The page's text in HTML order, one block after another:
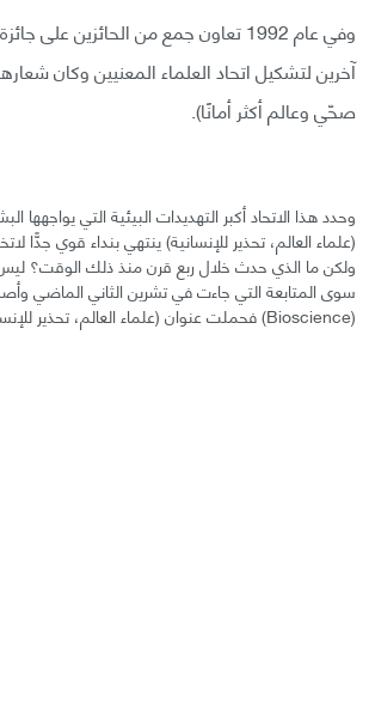
وفي عام 1992 تعاون جمع من الحائزين على
آخرين لتشكيل اتحاد العلماء المعنيين وكان
صحّي وعالم أكثر أمانًا).
وحدد هذا الاتحاد أكبر التهديدات البيئية التي يواجهها
(علماء العالم، تحذير للإنسانية) ينتهي بنداء قوي جدًّا
ولكن ما الذي حدث خلال ربع قرن منذ ذلك الوقت؟ ليس
سوى المتابعة التي جاءت في تشرين الثاني الماضي
(Bioscience) فحملت عنوان (علماء العالم، تحذير للإنسانية، إشعار آخر).